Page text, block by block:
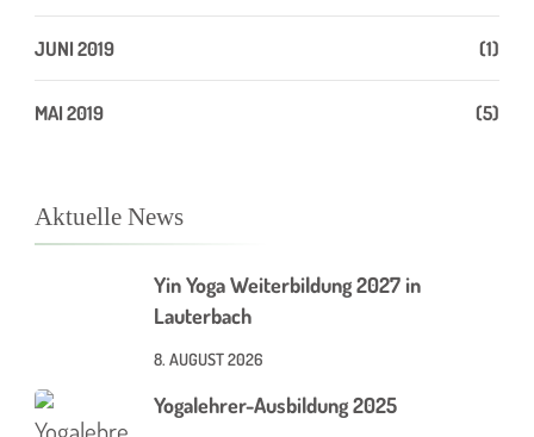
JUNI 2019 (1)
MAI 2019 (5)
Aktuelle News
Yin Yoga Weiterbildung 2027 in
Lauterbach
8. AUGUST 2026
Yogalehrer-Ausbildung 2025